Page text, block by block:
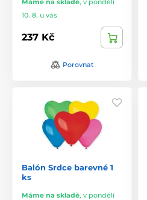
Máme na skladě, v pondělí
10. 8. u vás
237 Kč
Porovnat
Balón Srdce barevné 1
ks
Máme na skladě, v pondělí